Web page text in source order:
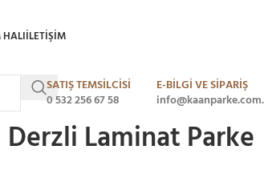
ILETIŞIM
SATIŞ TEMSİLCİSİ
0 532 256 67 58
E-BİLGİ VE SİPARİŞ
Laminat Parke 8 mm Gölcük
Laminat Parke